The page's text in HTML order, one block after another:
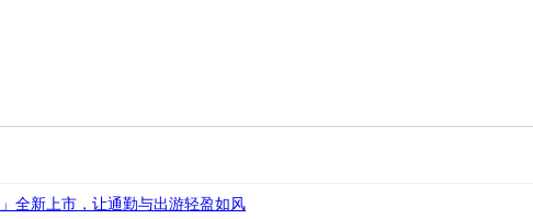
全新上市，让通勤与出游轻盈如风